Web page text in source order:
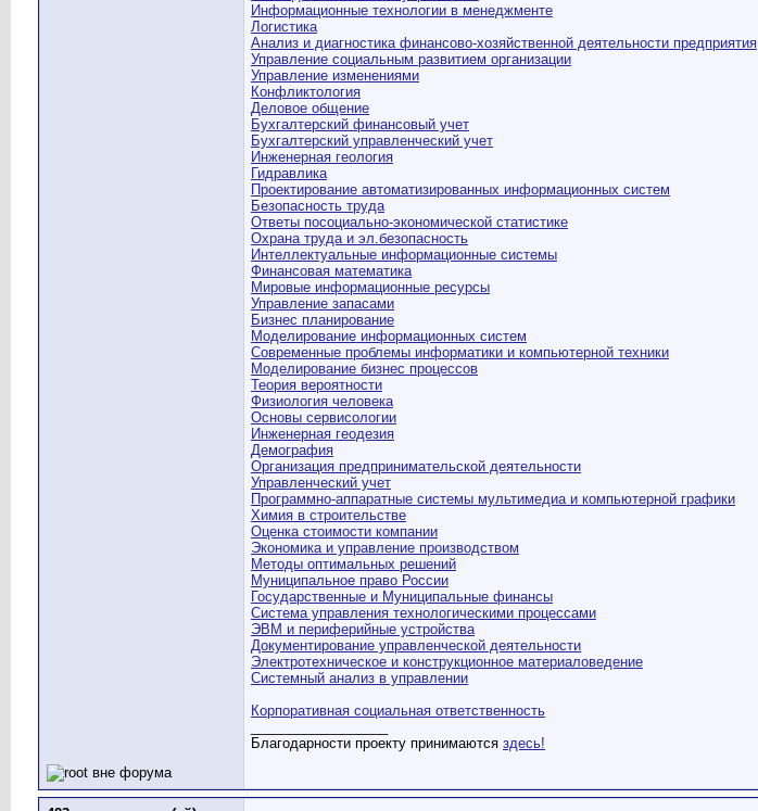
Информационные технологии в менеджменте
Логистика
Анализ и диагностика финансово-хозяйственной деятельности предприятия
Управление социальным развитием организации
Управление изменениями
Конфликтология
Деловое общение
Бухгалтерский финансовый учет
Бухгалтерский управленческий учет
Инженерная геология
Гидравлика
Проектирование автоматизированных информационных систем
Безопасность труда
Ответы посоциально-экономической статистике
Охрана труда и эл.безопасность
Интеллектуальные информационные системы
Финансовая математика
Мировые информационные ресурсы
Управление запасами
Бизнес планирование
Моделирование информационных систем
Cовременные проблемы информатики и компьютерной техники
Моделирование бизнес процессов
Теория вероятности
Физиология человека
Основы сервисологии
Инженерная геодезия
Демография
Организация предпринимательской деятельности
Управленческий учет
Программно-аппаратные системы мультимедиа и компьютерной графики
Химия в строительстве
Оценка стоимости компании
Экономика и управление производством
Методы оптимальных решений
Муниципальное право России
Государственные и Муниципальные финансы
Система управления технологическими процессами
ЭВМ и периферийные устройства
Документирование управленческой деятельности
Электротехническое и конструкционное материаловедение
Системный анализ в управлении
Корпоративная социальная ответственность
Благодарности проекту принимаются здесь!